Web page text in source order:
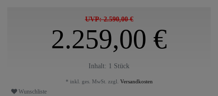
UVP: 2.590,00 €
2.259,00 €
Inhalt: 1 Stück
* inkl. ges. MwSt. zzgl. Versandkosten
Wunschliste